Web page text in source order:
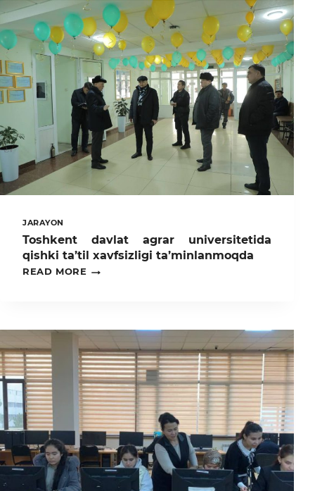
JARAYON
Toshkent davlat agrar universitetida
qishki ta’til xavfsizligi ta’minlanmoqda
READ MORE
TOSHKENT
TA’TIL
TA’MINLANMOQDA